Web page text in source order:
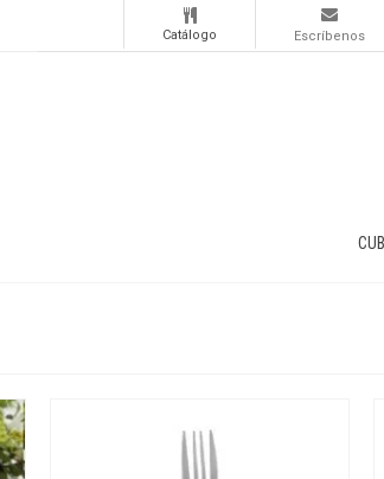
Escríbenos
Catálogo